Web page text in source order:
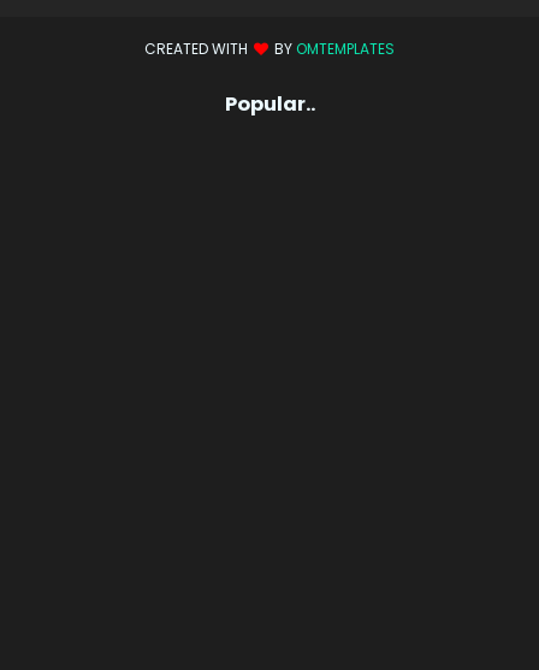
CREATED WITH BY OMTEMPLATES
Popular..